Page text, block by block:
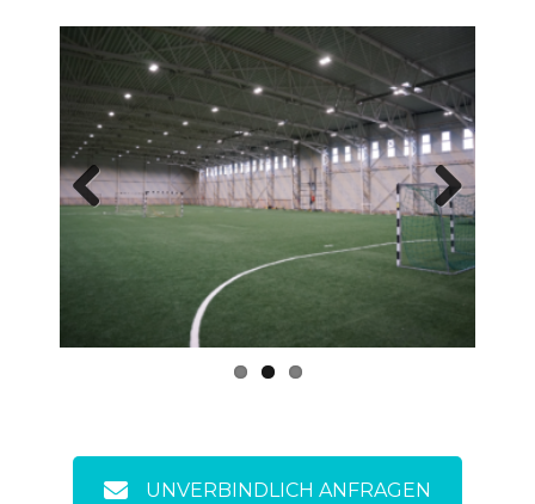
Previous Next
UNVERBINDLICH ANFRAGEN